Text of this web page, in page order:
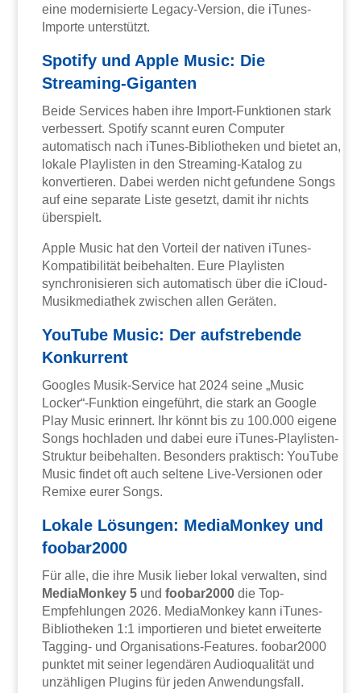
eine modernisierte Legacy-Version, die iTunes-
Importe unterstützt.
Spotify und Apple Music: Die
Streaming-Giganten
Beide Services haben ihre Import-Funktionen stark
verbessert. Spotify scannt euren Computer
automatisch nach iTunes-Bibliotheken und bietet an,
lokale Playlisten in den Streaming-Katalog zu
konvertieren. Dabei werden nicht gefundene Songs
auf eine separate Liste gesetzt, damit ihr nichts
überspielt.
Apple Music hat den Vorteil der nativen iTunes-
Kompatibilität beibehalten. Eure Playlisten
synchronisieren sich automatisch über die iCloud-
Musikmediathek zwischen allen Geräten.
YouTube Music: Der aufstrebende
Konkurrent
Googles Musik-Service hat 2024 seine „Music
Locker“-Funktion eingeführt, die stark an Google
Play Music erinnert. Ihr könnt bis zu 100.000 eigene
Songs hochladen und dabei eure iTunes-Playlisten-
Struktur beibehalten. Besonders praktisch: YouTube
Music findet oft auch seltene Live-Versionen oder
Remixe eurer Songs.
Lokale Lösungen: MediaMonkey und
foobar2000
Für alle, die ihre Musik lieber lokal verwalten, sind
MediaMonkey 5 undfoobar2000 die Top-
Empfehlungen 2026. MediaMonkey kann iTunes-
Bibliotheken 1:1 importieren und bietet erweiterte
Tagging- und Organisations-Features. foobar2000
punktet mit seiner legendären Audioqualität und
unzähligen Plugins für jeden Anwendungsfall.